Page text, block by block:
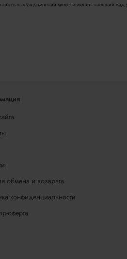
уведомлений может изменить внешний
обмена и возврата
конфиденциальности
оферта